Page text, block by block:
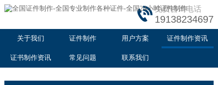
免费咨询电话
19138234697
关于我们 证件制作 用户方案 证件制作资讯
证书制作资讯 常见问题 联系我们